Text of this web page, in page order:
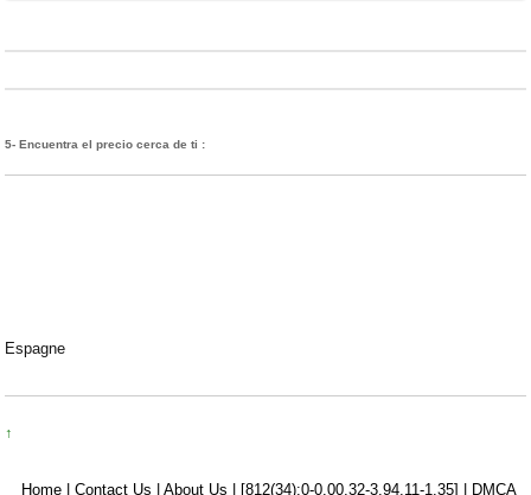
5- Encuentra el precio cerca de ti :
Espagne
↑
Home | Contact Us | About Us | [812(34):0-0.00,32-3.94,11-1.35] DMCA